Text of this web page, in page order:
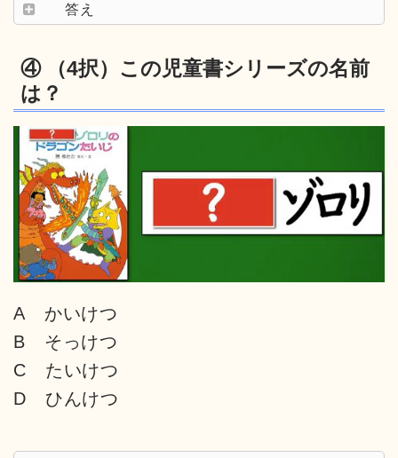
答え
④ （4択）この児童書シリーズの名前
は？
A かいけつ
B そっけつ
C たいけつ
D ひんけつ